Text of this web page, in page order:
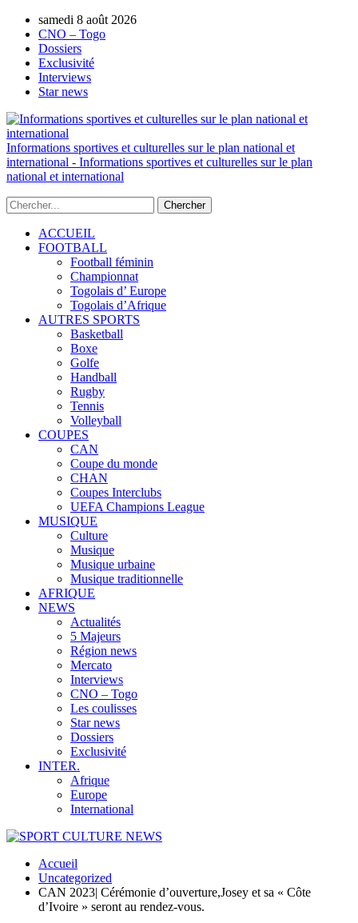
samedi 8 août 2026
CNO – Togo
Dossiers
Exclusivité
Interviews
Star news
Informations sportives et culturelles sur le plan national et
international - Informations sportives et culturelles sur le plan
national et international
ACCUEIL
FOOTBALL
Football féminin
Championnat
Togolais d’ Europe
Togolais d’Afrique
AUTRES SPORTS
Basketball
Boxe
Golfe
Handball
Rugby
Tennis
Volleyball
COUPES
CAN
Coupe du monde
CHAN
Coupes Interclubs
UEFA Champions League
MUSIQUE
Culture
Musique
Musique urbaine
Musique traditionnelle
AFRIQUE
NEWS
Actualités
5 Majeurs
Région news
Mercato
Interviews
CNO – Togo
Les coulisses
Star news
Dossiers
Exclusivité
INTER.
Afrique
Europe
International
Accueil
Uncategorized
CAN 2023| Cérémonie d’ouverture,Josey et sa « Côte
d’Ivoire » seront au rendez-vous.
AUTORISATION DE LA HAAC N°0134/